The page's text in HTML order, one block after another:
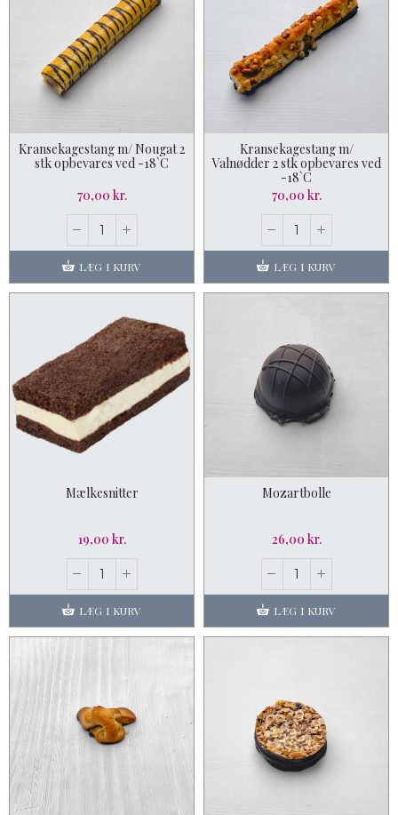
Kransekagestang m/ Nougat 2
stk opbevares ved -18`C
70,00 kr.
LÆG I KURV
Kransekagestang m/
Valnødder 2 stk opbevares ved
-18`C
70,00 kr.
LÆG I KURV
Mælkesnitter
19,00 kr.
LÆG I KURV
Mozartbolle
26,00 kr.
LÆG I KURV